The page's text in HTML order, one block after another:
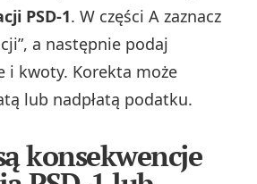
PSD‑1. W części A zaznacz
a następnie podaj
i kwoty. Korekta może
lub nadpłatą podatku.
konsekwencje